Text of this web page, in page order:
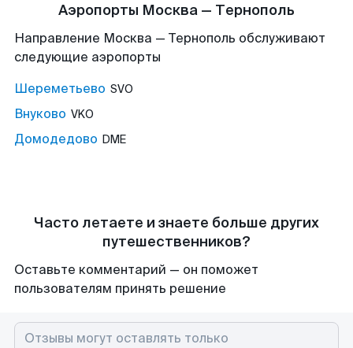
Аэропорты Москва — Тернополь
Направление Москва — Тернополь обслуживают
следующие аэропорты
Шереметьево SVO
Внуково VKO
Домодедово DME
Часто летаете и знаете больше других
путешественников?
Оставьте комментарий — он поможет
пользователям принять решение